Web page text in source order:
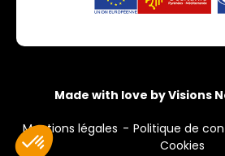
Made with love by Visions
Mentions légales Politique de
Cookies